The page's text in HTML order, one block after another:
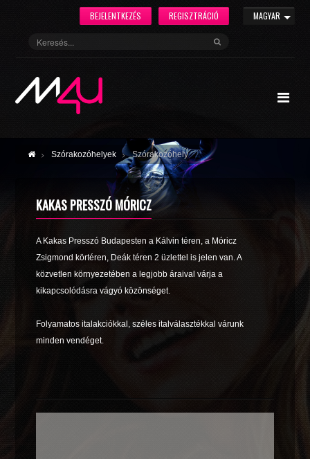
MAGYAR
REGISZTRÁCIÓ
BEJELENTKEZÉS
Szórakozóhelyek Szórakozóhely
KAKAS PRESSZÓ MÓRICZ
A Kakas Presszó Budapesten a Kálvin téren, a Móricz
Zsigmond körtéren, Deák téren 2 üzlettel is jelen van. A
közvetlen környezetében a legjobb áraival várja a
kikapcsolódásra vágyó közönséget.
Folyamatos italakciókkal, széles italválasztékkal várunk
minden vendéget.